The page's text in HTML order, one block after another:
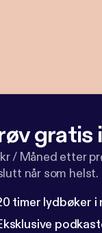
gratis
/ Måned etter
når som helst.
timer lydbøker i